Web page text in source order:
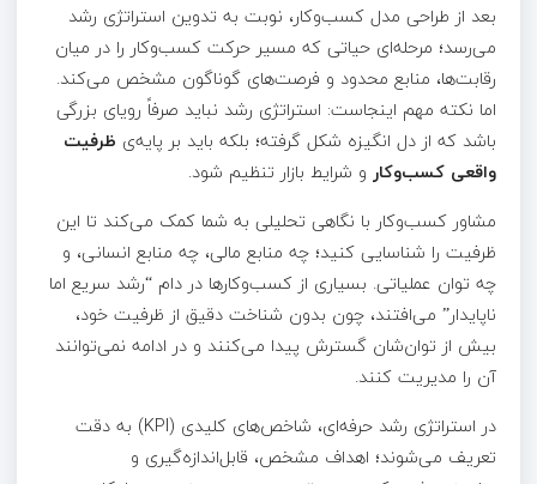
بعد از طراحی مدل کسب‌وکار، نوبت به تدوین استراتژی رشد
می‌رسد؛ مرحله‌ای حیاتی که مسیر حرکت کسب‌وکار را در میان
رقابت‌ها، منابع محدود و فرصت‌های گوناگون مشخص می‌کند.
اما نکته مهم اینجاست: استراتژی رشد نباید صرفاً رویای بزرگی
باشد که از دل انگیزه شکل گرفته؛ بلکه باید بر پایه‌ی ظرفیت
واقعی کسب‌وکار و شرایط بازار تنظیم شود.
مشاور کسب‌وکار با نگاهی تحلیلی به شما کمک می‌کند تا این
ظرفیت را شناسایی کنید؛ چه منابع مالی، چه منابع انسانی، و
چه توان عملیاتی. بسیاری از کسب‌وکارها در دام “رشد سریع اما
ناپایدار” می‌افتند، چون بدون شناخت دقیق از ظرفیت خود،
بیش از توان‌شان گسترش پیدا می‌کنند و در ادامه نمی‌توانند
آن را مدیریت کنند.
در استراتژی رشد حرفه‌ای، شاخص‌های کلیدی (KPI) به دقت
تعریف می‌شوند؛ اهداف مشخص، قابل‌اندازه‌گیری و